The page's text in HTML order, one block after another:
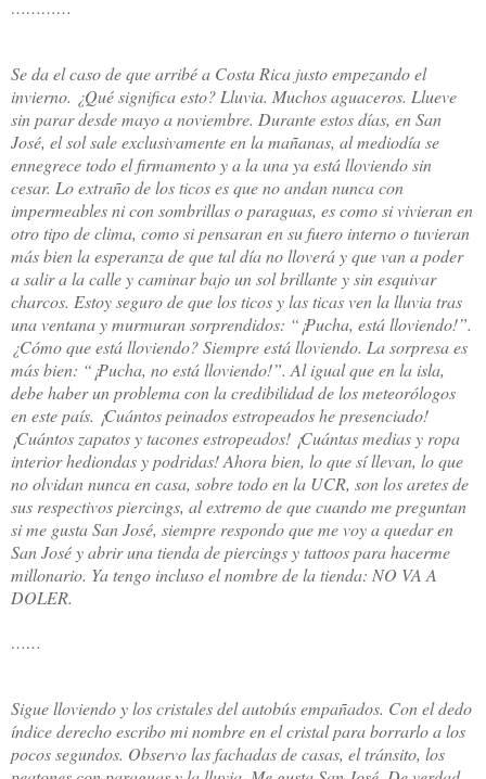
…………
Se da el caso de que arribé a Costa Rica justo empezando el
invierno. ¿Qué significa esto? Lluvia. Muchos aguaceros. Llueve
sin parar desde mayo a noviembre. Durante estos días, en San
José, el sol sale exclusivamente en la mañanas, al mediodía se
ennegrece todo el firmamento y a la una ya está lloviendo sin
cesar. Lo extraño de los ticos es que no andan nunca con
impermeables ni con sombrillas o paraguas, es como si vivieran en
otro tipo de clima, como si pensaran en su fuero interno o tuvieran
más bien la esperanza de que tal día no lloverá y que van a poder
a salir a la calle y caminar bajo un sol brillante y sin esquivar
charcos. Estoy seguro de que los ticos y las ticas ven la lluvia tras
una ventana y murmuran sorprendidos: “¡Pucha, está lloviendo!”.
¿Cómo que está lloviendo? Siempre está lloviendo. La sorpresa es
más bien: “¡Pucha, no está lloviendo!”. Al igual que en la isla,
debe haber un problema con la credibilidad de los meteorólogos
en este país. ¡Cuántos peinados estropeados he presenciado!
¡Cuántos zapatos y tacones estropeados! ¡Cuántas medias y ropa
interior hediondas y podridas! Ahora bien, lo que sí llevan, lo que
no olvidan nunca en casa, sobre todo en la UCR, son los aretes de
sus respectivos piercings, al extremo de que cuando me preguntan
si me gusta San José, siempre respondo que me voy a quedar en
San José y abrir una tienda de piercings y tattoos para hacerme
millonario. Ya tengo incluso el nombre de la tienda: NO VA A
DOLER.
……
Sigue lloviendo y los cristales del autobús empañados. Con el dedo
índice derecho escribo mi nombre en el cristal para borrarlo a los
pocos segundos. Observo las fachadas de casas, el tránsito, los